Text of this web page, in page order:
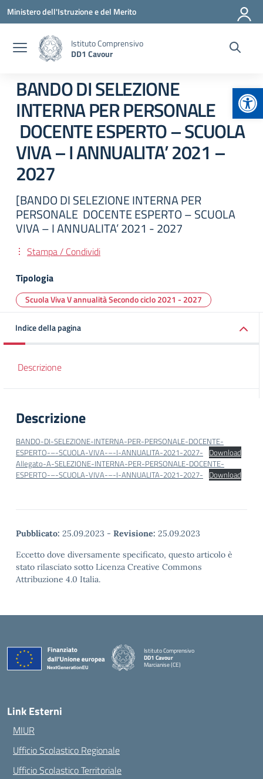
Vai ai contenuti
Vai al menu di navigazione
Vai al footer
Ministero dell'Istruzione e del Merito
Istituto Comprensivo
DD1 Cavour
BANDO DI SELEZIONE
INTERNA PER PERSONALE
DOCENTE ESPERTO – SCUOLA
VIVA – I ANNUALITA’ 2021 –
2027
[BANDO DI SELEZIONE INTERNA PER
PERSONALE DOCENTE ESPERTO – SCUOLA
VIVA – I ANNUALITA’ 2021 - 2027
Stampa / Condividi
Tipologia
Scuola Viva V annualità Secondo ciclo 2021 - 2027
Indice della pagina
Descrizione
Descrizione
BANDO-DI-SELEZIONE-INTERNA-PER-PERSONALE-DOCENTE-
ESPERTO-–-SCUOLA-VIVA-–-I-ANNUALITA-2021-2027- Download
Allegato-A-SELEZIONE-INTERNA-PER-PERSONALE-DOCENTE-
ESPERTO-–-SCUOLA-VIVA-–-I-ANNUALITA-2021-2027- Download
Pubblicato: 25.09.2023 - Revisione: 25.09.2023
Eccetto dove diversamente specificato, questo articolo è
stato rilasciato sotto Licenza Creative Commons
Attribuzione 4.0 Italia.
Istituto Comprensivo
DD1 Cavour
Marcianise (CE)
Link Esterni
MIUR
Ufficio Scolastico Regionale
Ufficio Scolastico Territoriale